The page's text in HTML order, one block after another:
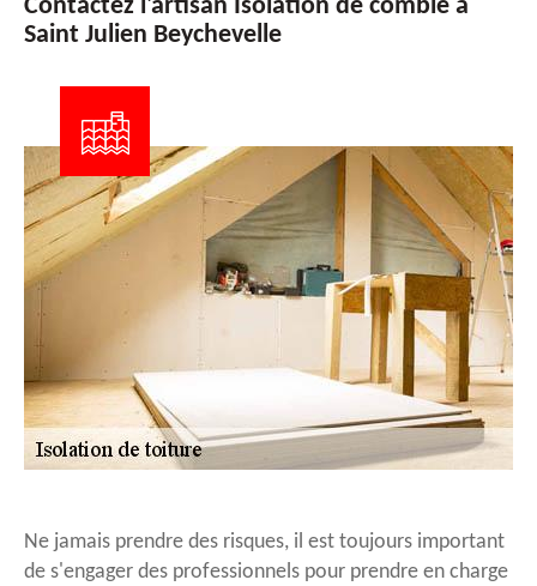
Contactez l'artisan Isolation de comble à
Saint Julien Beychevelle
Ne jamais prendre des risques, il est toujours important
de s'engager des professionnels pour prendre en charge